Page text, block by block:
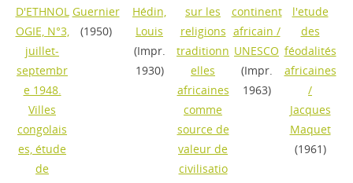
D'ETHNOL
OGIE, N°3,
juillet-
septembr
e 1948.
Villes
congolais
es, étude
de
Guernier
(1950)
Hédin,
Louis
(Impr.
1930)
sur les
religions
traditionn
elles
africaines
comme
source de
valeur de
civilisatio
continent
africain /
UNESCO
(Impr.
1963)
l'etude
des
féodalités
africaines
/
Jacques
Maquet
(1961)